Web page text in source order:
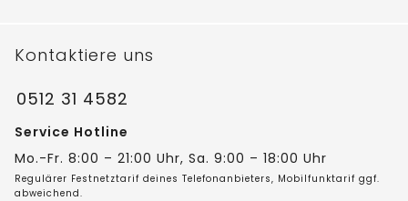
Kontaktiere uns
0512 31 4582
Service Hotline
Mo.-Fr. 8:00 – 21:00 Uhr, Sa. 9:00 – 18:00 Uhr
Regulärer Festnetztarif deines Telefonanbieters, Mobilfunktarif ggf.
abweichend.